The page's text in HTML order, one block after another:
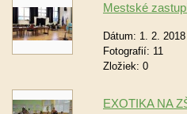
Mestské
Dátum: 1. 2. 2018
Fotografií: 11
Zložiek: 0
EXOTIKA NA